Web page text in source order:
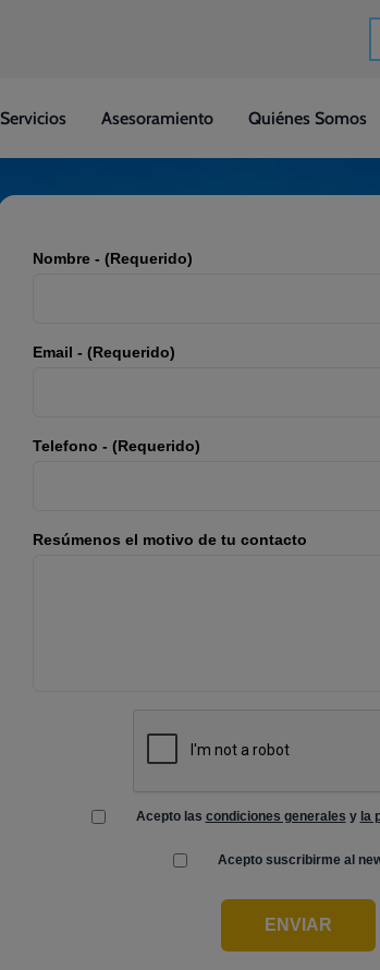
Servicios Asesoramiento Quiénes Somos
Nombre - (Requerido)
Email - (Requerido)
Telefono - (Requerido)
Resúmenos el motivo de tu contacto
Acepto las condiciones generales y la
Acepto suscribirme al
ENVIAR